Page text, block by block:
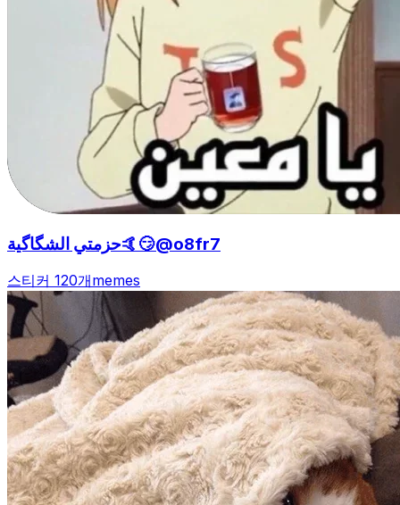
حزمتي الشگاگية🤙😏@o8fr7
스티커 120개memes